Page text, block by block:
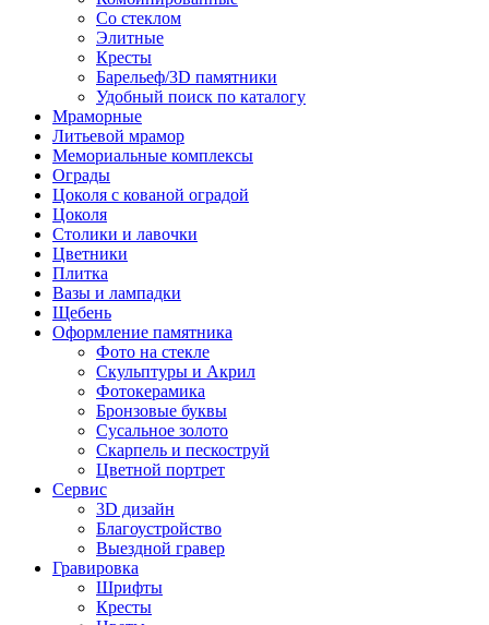
Со стеклом
Элитные
Кресты
Барельеф/3D памятники
Удобный поиск по каталогу
Мраморные
Литьевой мрамор
Мемориальные комплексы
Ограды
Цоколя с кованой оградой
Цоколя
Столики и лавочки
Цветники
Плитка
Вазы и лампадки
Щебень
Оформление памятника
Фото на стекле
Скульптуры и Акрил
Фотокерамика
Бронзовые буквы
Сусальное золото
Скарпель и пескоструй
Цветной портрет
Сервис
3D дизайн
Благоустройство
Выездной гравер
Гравировка
Шрифты
Кресты